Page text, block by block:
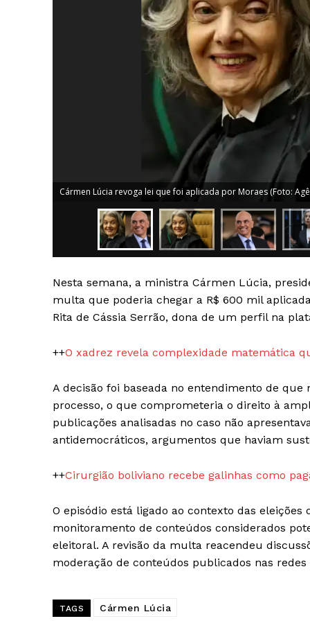
News
Cármen Lúcia revoga lei que foi aplicada por Moraes (Foto:
Nesta semana, a ministra Cármen Lúcia,
multa que poderia chegar a R$ 600 mil
Rita de Cássia Serrão, dona de um perfil na
++O xadrez revela complexidade matemática
A decisão foi baseada no entendimento de
processo, o que comprometeria o direito à
publicações analisadas no caso não
antidemocráticos, argumentos que haviam
++Cirurgião boliviano recebe galinhas como
O episódio está ligado ao contexto das
monitoramento de conteúdos considerados
eleitoral. A revisão da multa reacendeu
moderação de conteúdos publicados nas redes
TAGS Cármen Lúcia